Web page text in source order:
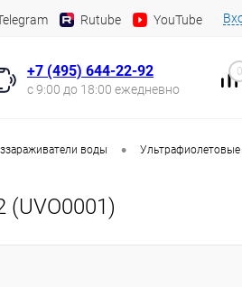
Rutube YouTube
+7 (495) 644-22-92
с 9:00 до 18:00 ежедневно
0
воды • Ультрафиолетовые